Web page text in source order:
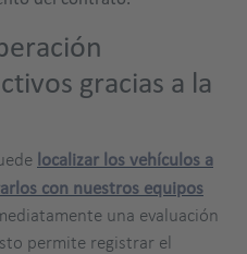
gracias a la
localizar los vehículos a
con nuestros equipos
una evaluación
permite registrar el